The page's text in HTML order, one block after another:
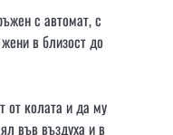
с автомат, с
в близост до
от колата и да му
във въздуха и в